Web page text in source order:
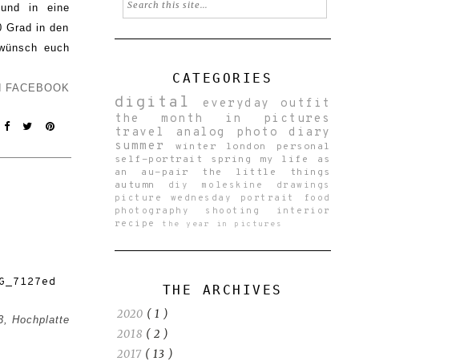
in eine
Grad in den
euch
FACEBOOK
Hochplatte
CATEGORIES
digital everyday outfit
the month in pictures
travel
analog
photo diary
summerwinter london personal
self-portrait spring my life as
an au-pair the little things
autumn
diy moleskine drawings
picture wednesday portrait
food
photography shooting
interior
recipe
the year in pictures
THE ARCHIVES
2020 ( 1 )
2018 ( 2 )
2017 ( 13 )